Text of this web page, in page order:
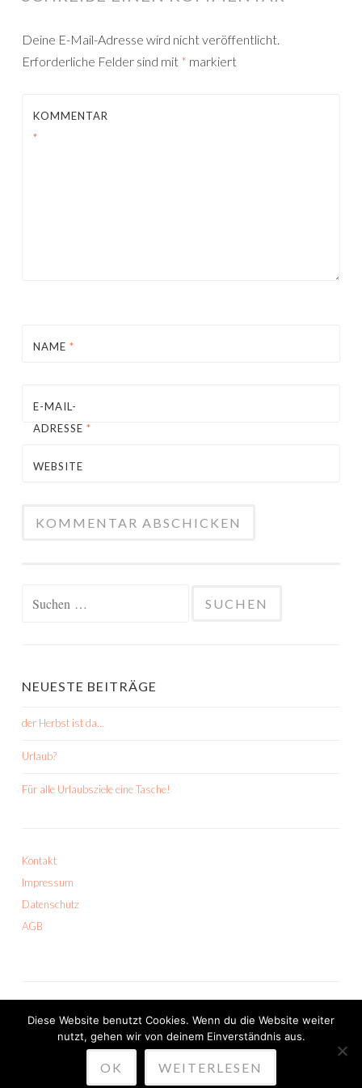
Deine E-Mail-Adresse wird nicht veröffentlicht.
Erforderliche Felder sind mit * markiert
KOMMENTAR
*
NAME *
E-MAIL-
ADRESSE *
WEBSITE
NEUESTE BEITRÄGE
der Herbst ist da…
Urlaub?
Für alle Urlaubsziele eine Tasche!
Kontakt
Impressum
Datenschutz
AGB
PROUDLY POWERED BY WORDPRESS
THEME: SKETCH VON WORDPRESS.COM
Diese Website benutzt Cookies. Wenn du die Website weiter
nutzt, gehen wir von deinem Einverständnis aus.
OK WEITERLESEN